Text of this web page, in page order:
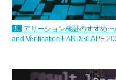
5
アサーション検証のすすめ
and Verification LANDSCAPE